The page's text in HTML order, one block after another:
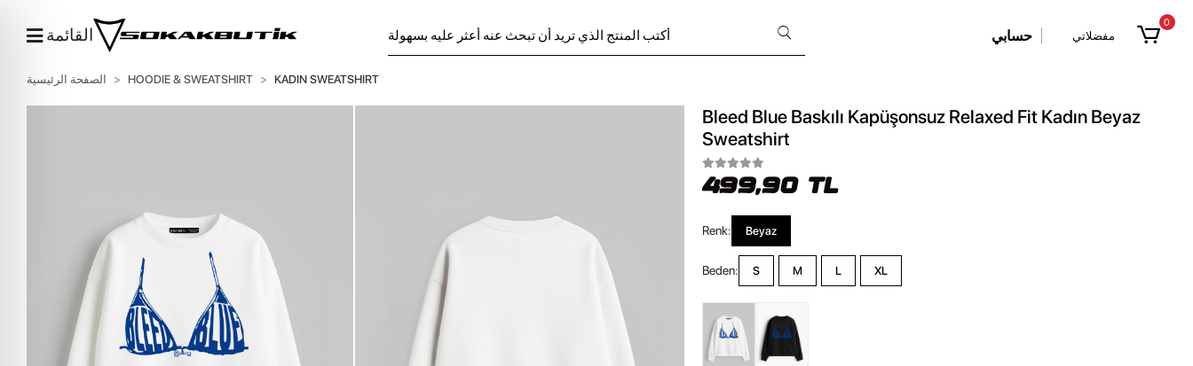
القائمة حسابي مفضلاتي
0
الصفحة الرئيسية HOODIE & SWEATSHIRT KADIN SWEATSHIRT
Bleed Blue Baskılı Kapüşonsuz Relaxed Fit Kadın Beyaz
Sweatshirt
499,90 TL
Renk: Beyaz
Beden: S M L XL